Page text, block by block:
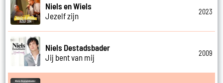
Niels en Wiels
Jezelf zijn
2023
Niels Destadsbader
Jij bent van mij
2009